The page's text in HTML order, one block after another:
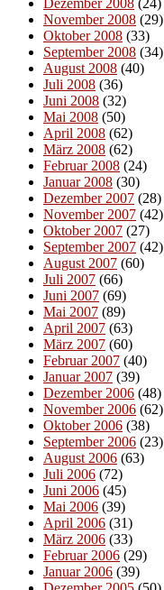
Dezember 2008 (24)
November 2008 (29)
Oktober 2008 (33)
September 2008 (34)
August 2008 (40)
Juli 2008 (36)
Juni 2008 (32)
Mai 2008 (50)
April 2008 (62)
März 2008 (62)
Februar 2008 (24)
Januar 2008 (30)
Dezember 2007 (28)
November 2007 (42)
Oktober 2007 (27)
September 2007 (42)
August 2007 (60)
Juli 2007 (66)
Juni 2007 (69)
Mai 2007 (89)
April 2007 (63)
März 2007 (60)
Februar 2007 (40)
Januar 2007 (39)
Dezember 2006 (48)
November 2006 (62)
Oktober 2006 (38)
September 2006 (23)
August 2006 (63)
Juli 2006 (72)
Juni 2006 (45)
Mai 2006 (39)
April 2006 (31)
März 2006 (33)
Februar 2006 (29)
Januar 2006 (39)